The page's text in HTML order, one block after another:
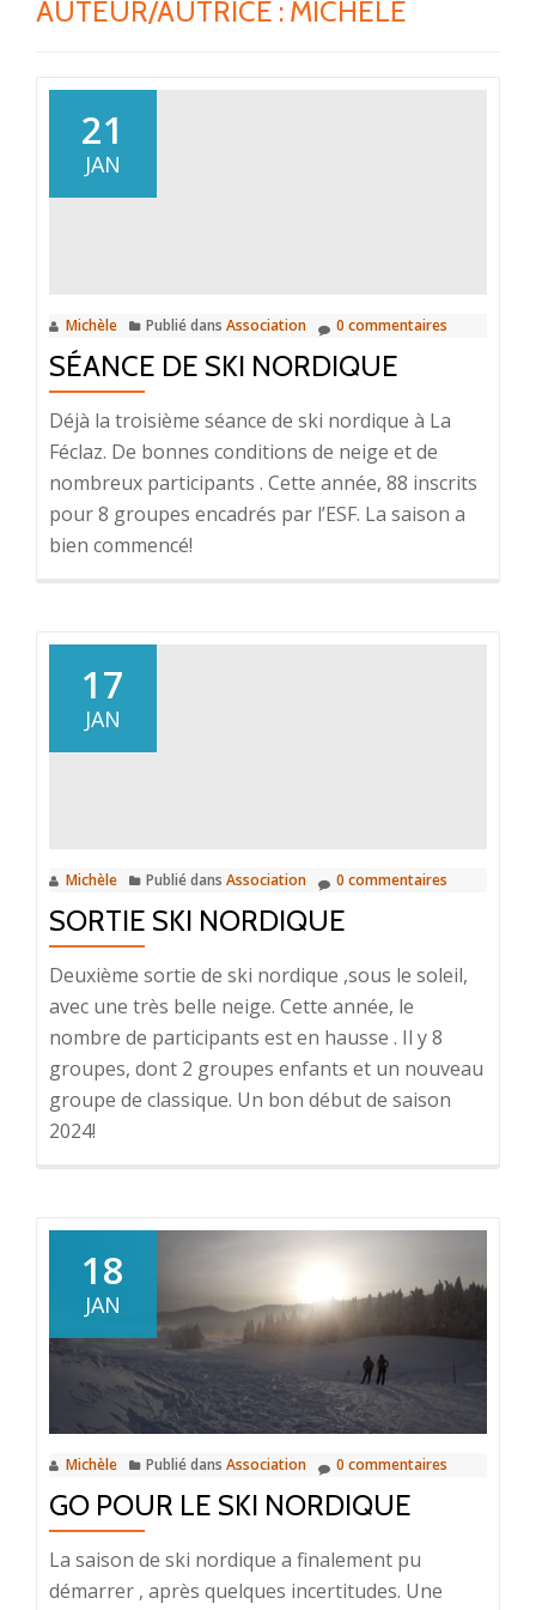
AUTEUR/AUTRICE : MICHÈLE
21
JAN
Michèle Publié dans Association 0 commentaires
SÉANCE DE SKI NORDIQUE
Déjà la troisième séance de ski nordique à La
Féclaz. De bonnes conditions de neige et de
nombreux participants . Cette année, 88 inscrits
pour 8 groupes encadrés par l’ESF. La saison a
bien commencé!
17
JAN
Michèle Publié dans Association 0 commentaires
SORTIE SKI NORDIQUE
Deuxième sortie de ski nordique ,sous le soleil,
avec une très belle neige. Cette année, le
nombre de participants est en hausse . Il y 8
groupes, dont 2 groupes enfants et un nouveau
groupe de classique. Un bon début de saison
2024!
18
JAN
Michèle Publié dans Association 0 commentaires
GO POUR LE SKI NORDIQUE
La saison de ski nordique a finalement pu
démarrer , après quelques incertitudes. Une